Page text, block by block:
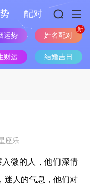
配对
运势 姓名配对
财运 结婚吉日
座乐
微的人，他们深情
迷人的气息，他们对